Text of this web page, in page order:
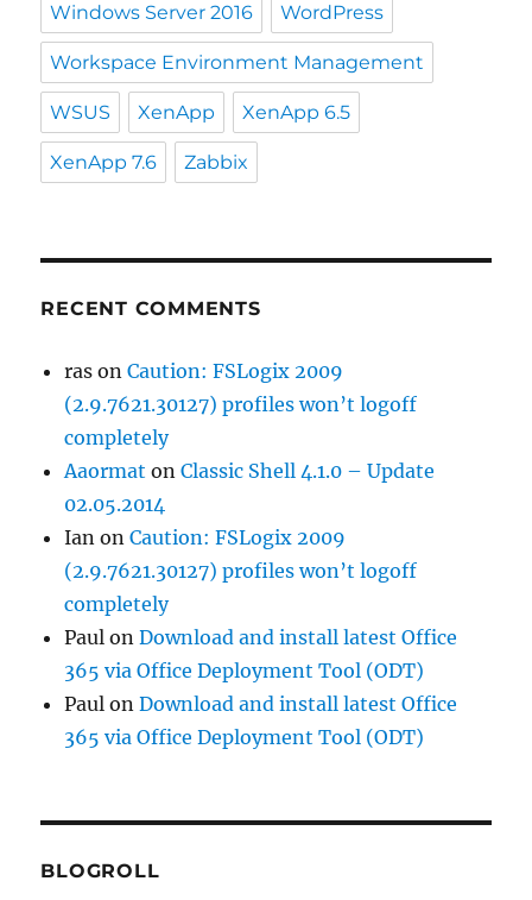
Windows Server 2016 WordPress
Workspace Environment Management
WSUS XenApp XenApp 6.5
XenApp 7.6 Zabbix
RECENT COMMENTS
ras onCaution: FSLogix 2009
(2.9.7621.30127) profiles won’t logoff
completely
Aaormat onClassic Shell 4.1.0 – Update
02.05.2014
Ian onCaution: FSLogix 2009
(2.9.7621.30127) profiles won’t logoff
completely
Paul onDownload and install latest Office
365 via Office Deployment Tool (ODT)
Paul onDownload and install latest Office
365 via Office Deployment Tool (ODT)
BLOGROLL